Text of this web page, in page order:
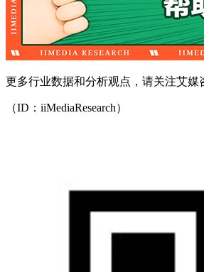
更多行业数据和分析观点，请关注艾媒
（ID：iiMediaResearch）